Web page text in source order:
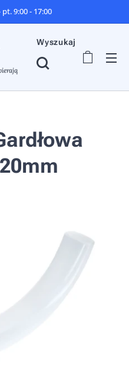
9:00 - 17:00
Wyszukaj